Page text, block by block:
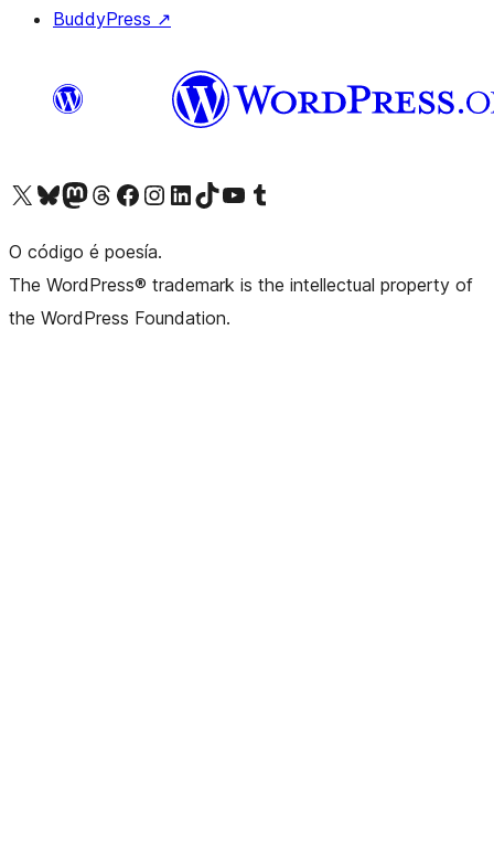
BuddyPress ↗
Visita la cuenta de X (anteriormente Twitter)
Visita a nosa conta de Bluesky
Visita a nosa conta de Mastodon
Visita a nosa conta de Threads
Visita a nosa páxina de Facebook
Visita a nosa conta de Instagram
Visita a nosa conta de LinkedIn
Visita a nosa conta de TikTok
Visita a nosa canle de YouTube
Visita a nosa conta de Tumblr
O código é poesía.
The WordPress® trademark is the intellectual property of
the WordPress Foundation.